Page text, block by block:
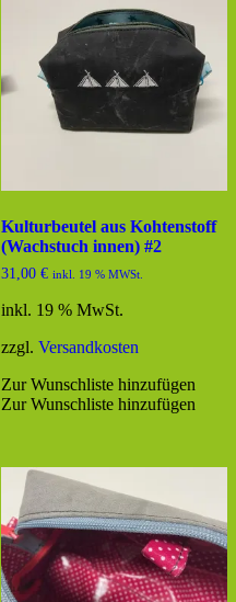
Kulturbeutel aus Kohtenstoff
(Wachstuch innen) #2
31,00 € inkl. 19 % MWSt.
inkl. 19 % MwSt.
zzgl. Versandkosten
Zur Wunschliste hinzufügen
Zur Wunschliste hinzufügen